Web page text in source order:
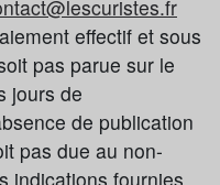
effectif et sous
pas parue sur le
jours de
de publication
pas due au non-
indications fournies